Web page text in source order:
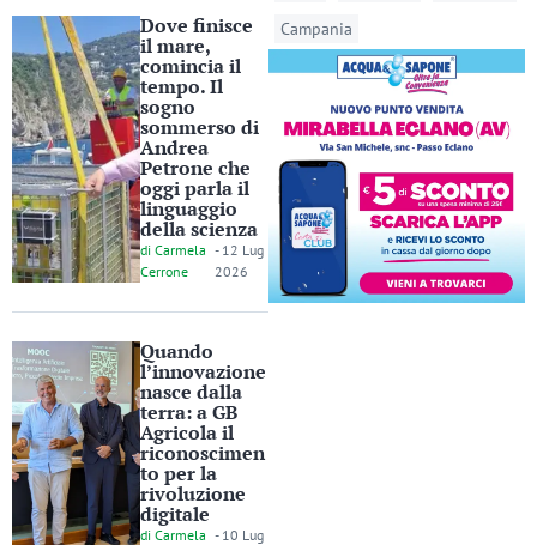
Dove finisce
il mare,
comincia il
tempo. Il
sogno
sommerso di
Andrea
Petrone che
oggi parla il
linguaggio
della scienza
di Carmela
Cerrone
- 12 Lug
2026
Quando
l’innovazione
nasce dalla
terra: a GB
Agricola il
riconoscimen
to per la
rivoluzione
digitale
di Carmela - 10 Lug
Campania